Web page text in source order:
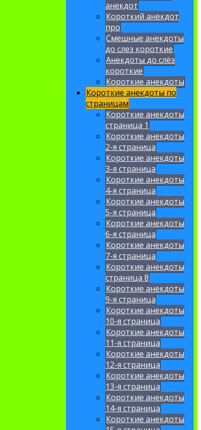
анекдот
Короткий анекдот
про
Смешные анекдоты
до слез короткие
Анекдоты до слёз
короткие
Короткие анекдоты
Короткие анекдоты по
страницам
Короткие анекдоты
страница 1
Короткие анекдоты
2-я страница
Короткие анекдоты
3-я страница
Короткие анекдоты
4-я страница
Короткие анекдоты
5-я страница
Короткие анекдоты
6-я страница
Короткие анекдоты
7-я страница
Короткие анекдоты
страница 8
Короткие анекдоты
9-я страница
Короткие анекдоты
10-я страница
Короткие анекдоты
11-я страница
Короткие анекдоты
12-я страница
Короткие анекдоты
13-я страница
Короткие анекдоты
14-я страница
Короткие анекдоты